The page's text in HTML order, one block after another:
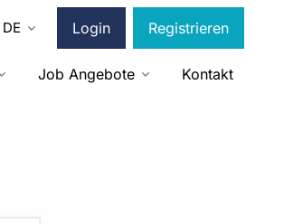
DE Login Registrieren
Job Angebote Kontakt